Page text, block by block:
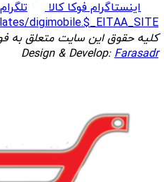
اینستاگرام فوکا کالا
digimobile.$_EITAA_SITE
کلیه حقوق این سایت متعلق به
Design & Develop:Farasadr